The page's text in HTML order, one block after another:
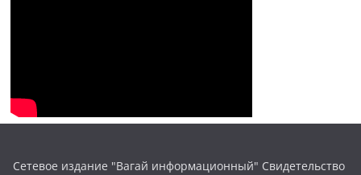
Сетевое издание "Вагай информационный" Свидетельство